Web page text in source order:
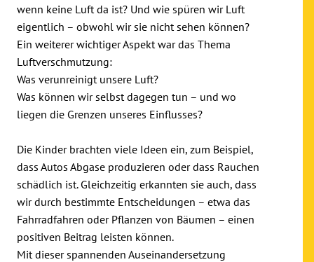
wenn keine Luft da ist? Und wie spüren wir Luft
eigentlich – obwohl wir sie nicht sehen können?
Ein weiterer wichtiger Aspekt war das Thema
Luftverschmutzung:
Was verunreinigt unsere Luft?
Was können wir selbst dagegen tun – und wo
liegen die Grenzen unseres Einflusses?
Die Kinder brachten viele Ideen ein, zum Beispiel,
dass Autos Abgase produzieren oder dass Rauchen
schädlich ist. Gleichzeitig erkannten sie auch, dass
wir durch bestimmte Entscheidungen – etwa das
Fahrradfahren oder Pflanzen von Bäumen – einen
positiven Beitrag leisten können.
Mit dieser spannenden Auseinandersetzung